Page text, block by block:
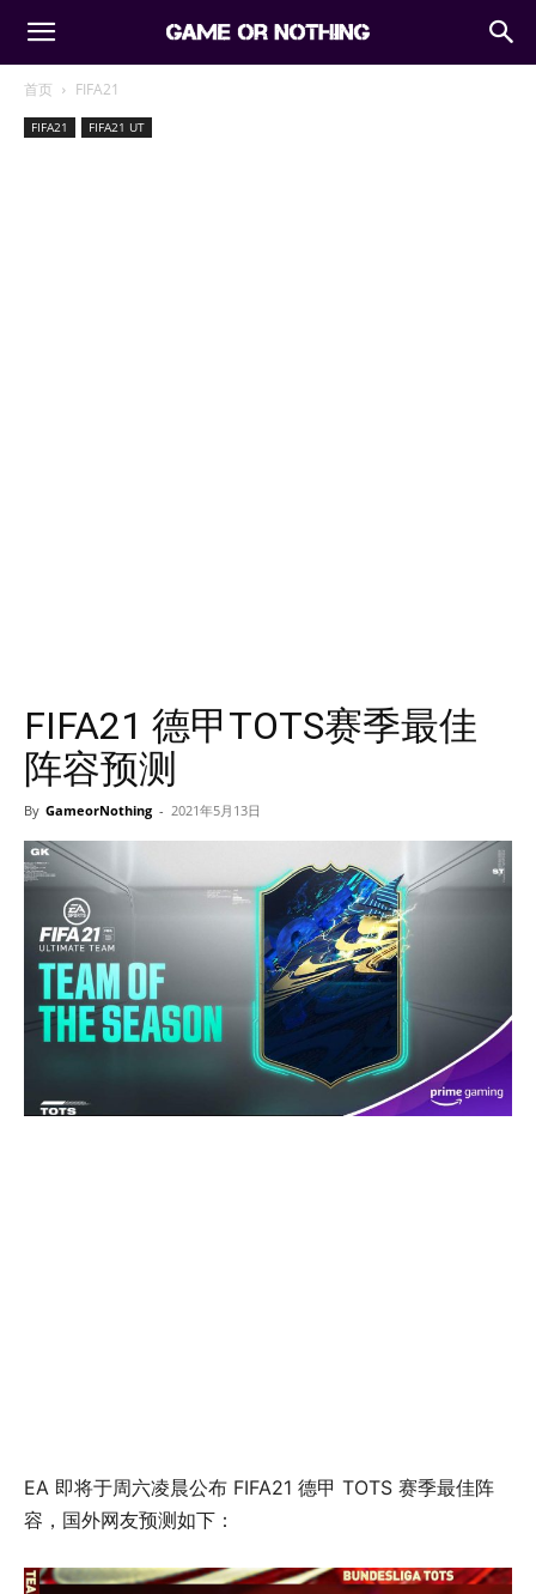
首页 FIFA21
FIFA21 FIFA21 UT
FIFA21 德甲TOTS赛季最佳
阵容预测
By GameorNothing - 2021年5月13日
EA 即将于周六凌晨公布 FIFA21 德甲 TOTS 赛季最佳阵
容，国外网友预测如下：